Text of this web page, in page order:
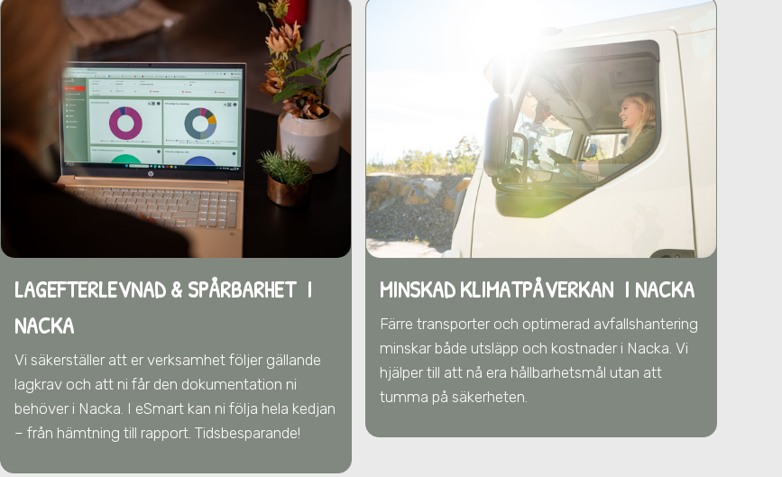
LAGEFTERLEVNAD & SPÅRBARHET I
NACKA
Vi säkerställer att er verksamhet följer gällande
lagkrav och att ni får den dokumentation ni
behöver i Nacka. I eSmart kan ni följa hela kedjan
– från hämtning till rapport. Tidsbesparande!
MINSKAD KLIMATPÅVERKAN I NACKA
Färre transporter och optimerad avfallshantering
minskar både utsläpp och kostnader i Nacka. Vi
hjälper till att nå era hållbarhetsmål utan att
tumma på säkerheten.